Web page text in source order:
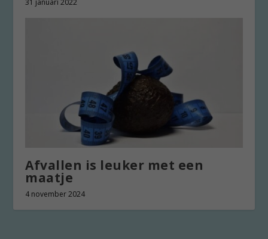
Afvallen is leuker met een
maatje
4 november 2024